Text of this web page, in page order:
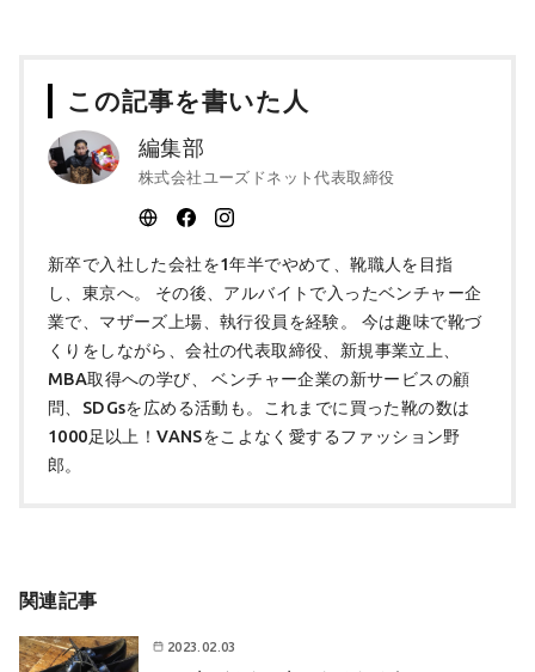
この記事を書いた人
編集部
株式会社ユーズドネット代表取締役
新卒で入社した会社を1年半でやめて、靴職人を目指
し、東京へ。 その後、アルバイトで入ったベンチャー企
業で、マザーズ上場、執行役員を経験。 今は趣味で靴づ
くりをしながら、会社の代表取締役、新規事業立上、
MBA取得への学び、 ベンチャー企業の新サービスの顧
問、SDGsを広める活動も。これまでに買った靴の数は
1000足以上！VANSをこよなく愛するファッション野
郎。
関連記事
2023.02.03